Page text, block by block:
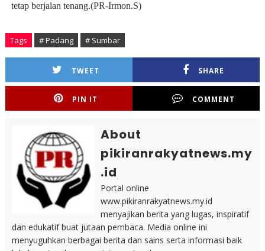
tetap berjalan tenang.(PR-Irmon.S)
Tags # Padang # Sumbar
TWEET SHARE
PIN IT COMMENT
About
pikiranrakyatnews.my
.id
Portal online
www.pikiranrakyatnews.my.id
menyajikan berita yang lugas, inspiratif
dan edukatif buat jutaan pembaca. Media online ini
menyuguhkan berbagai berita dan sains serta informasi baik